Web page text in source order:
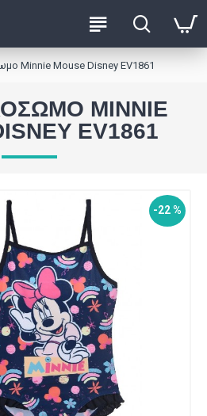
Minnie Mouse Disney EV1861
MINNIE
EV1861
-22 %